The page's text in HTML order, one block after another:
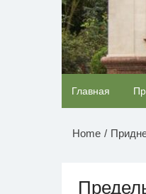
Главная
Home